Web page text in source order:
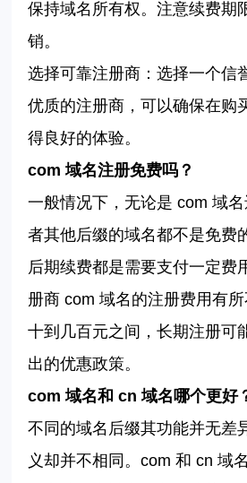
保持域名所有权。注意续费期
销。
选择可靠注册商：选择一个信
优质的注册商，可以确保在购
得良好的体验。
com域名注册免费吗？
一般情况下，无论是 com域
者其他后缀的域名都不是免费
后期续费都是需要支付一定费
册商 com域名的注册费用有
十到几百元之间，长期注册可
出的优惠政策。
com域名和 cn 域名哪个更好
不同的域名后缀其功能并无差
义却并不相同。com和 cn 域